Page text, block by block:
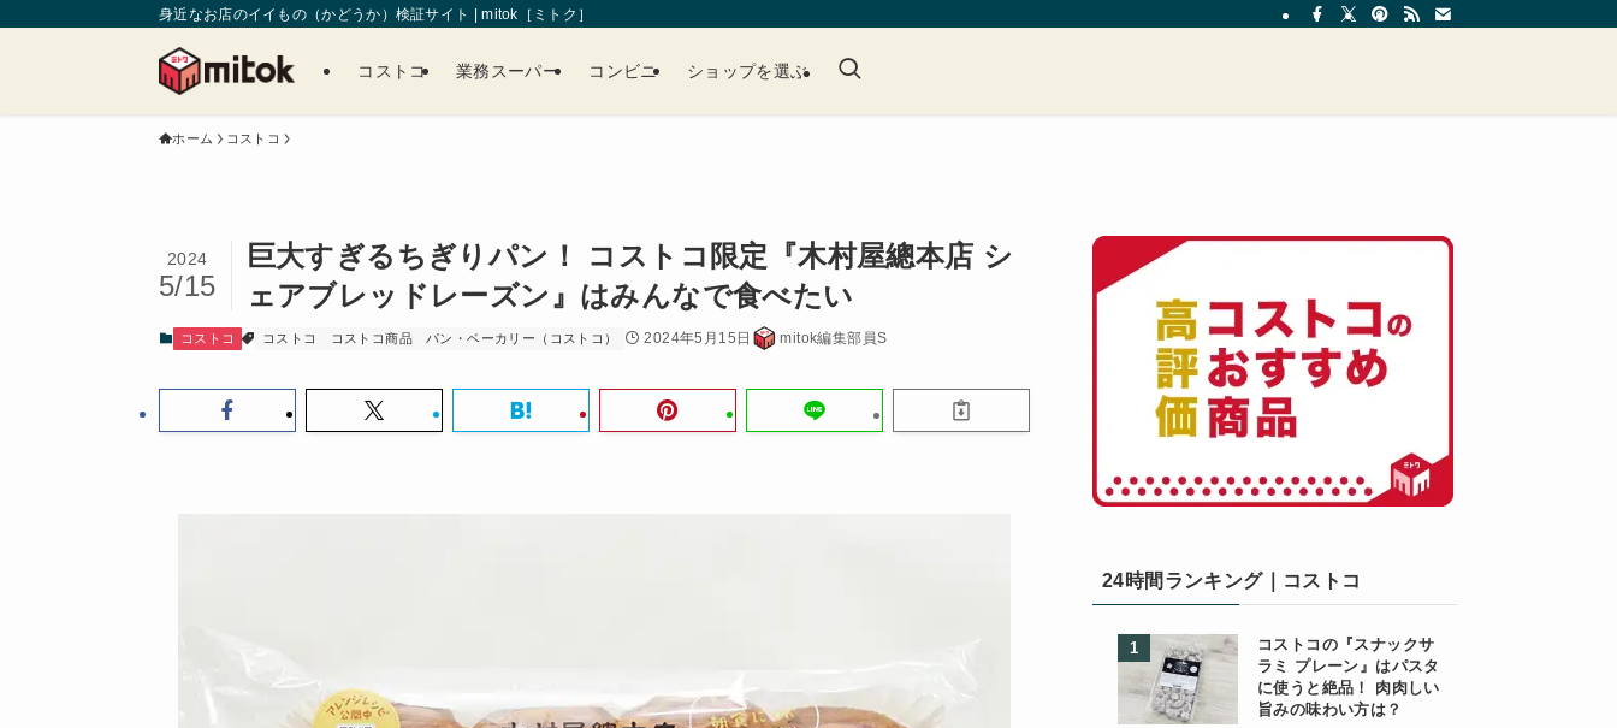
身近なお店のイイもの（かどうか）検証サイト | mitok［ミトク］
コストコ 業務スーパー コンビニ ショップを選ぶ
ホーム コストコ
巨大すぎるちぎりパン！ コストコ限定『木村屋總本店 シ
ェアブレッドレーズン』はみんなで食べたい
2024
5/15
コストコ コストコ コストコ商品 パン・ベーカリー（コストコ） 2024年5月15日 mitok編集部員S
24時間ランキング｜コストコ
コストコの『スナックサ
ラミ プレーン』はパスタ
に使うと絶品！ 肉肉しい
旨みの味わい方は？